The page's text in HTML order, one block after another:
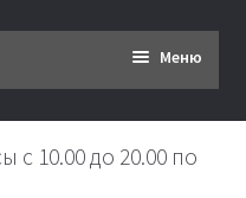
Меню
10.00 до 20.00 по